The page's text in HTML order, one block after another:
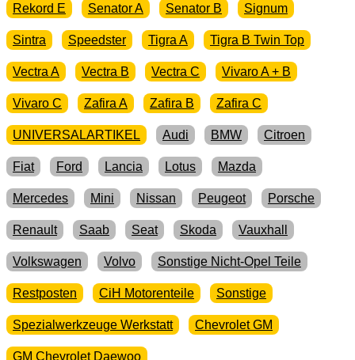
Rekord E Senator A Senator B Signum
Sintra Speedster Tigra A Tigra B Twin Top
Vectra A Vectra B Vectra C Vivaro A + B
Vivaro C Zafira A Zafira B Zafira C
UNIVERSALARTIKEL Audi BMW Citroen
Fiat Ford Lancia Lotus Mazda
Mercedes Mini Nissan Peugeot Porsche
Renault Saab Seat Skoda Vauxhall
Volkswagen Volvo Sonstige Nicht-Opel Teile
Restposten CiH Motorenteile Sonstige
Spezialwerkzeuge Werkstatt Chevrolet GM
GM Chevrolet Daewoo